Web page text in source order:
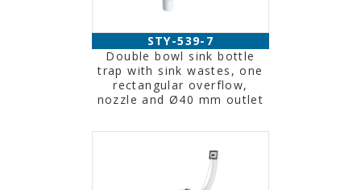
STY-539-7
Double bowl sink bottle
trap with sink wastes, one
rectangular overflow,
nozzle and Ø40 mm outlet